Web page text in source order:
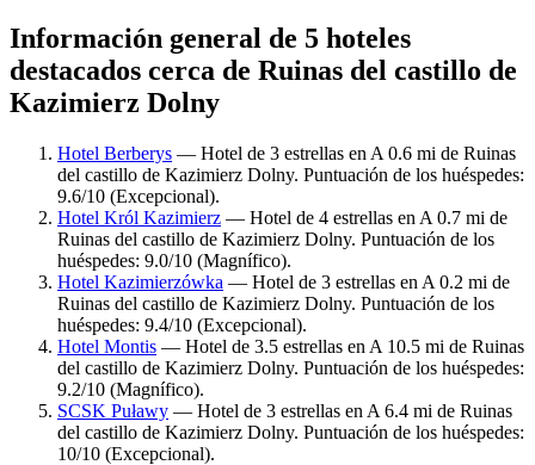
Información general de 5 hoteles
destacados cerca de Ruinas del castillo de
Kazimierz Dolny
Hotel Berberys — Hotel de 3 estrellas en A 0.6 mi de Ruinas
del castillo de Kazimierz Dolny. Puntuación de los huéspedes:
9.6/10 (Excepcional).
Hotel Król Kazimierz — Hotel de 4 estrellas en A 0.7 mi de
Ruinas del castillo de Kazimierz Dolny. Puntuación de los
huéspedes: 9.0/10 (Magnífico).
Hotel Kazimierzówka — Hotel de 3 estrellas en A 0.2 mi de
Ruinas del castillo de Kazimierz Dolny. Puntuación de los
huéspedes: 9.4/10 (Excepcional).
Hotel Montis — Hotel de 3.5 estrellas en A 10.5 mi de Ruinas
del castillo de Kazimierz Dolny. Puntuación de los huéspedes:
9.2/10 (Magnífico).
SCSK Puławy — Hotel de 3 estrellas en A 6.4 mi de Ruinas
del castillo de Kazimierz Dolny. Puntuación de los huéspedes:
10/10 (Excepcional).